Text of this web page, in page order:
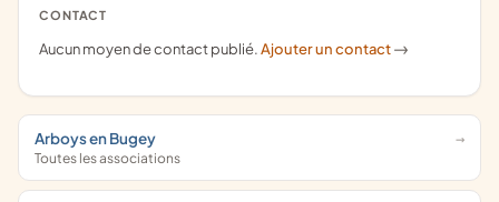
CONTACT
Aucun moyen de contact publié.Ajouter un contact ->
Arboys en Bugey
Toutes les associations